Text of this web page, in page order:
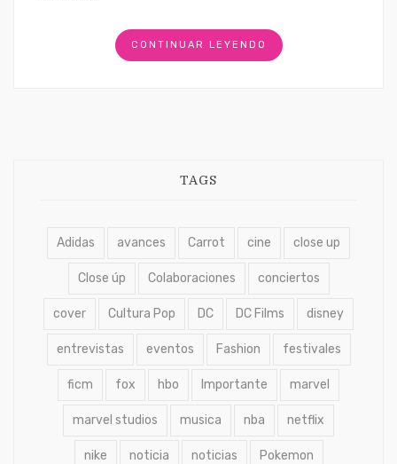
CONTINUAR LEYENDO
TAGS
Adidas avances Carrot cine close up
Close úp Colaboraciones conciertos
cover Cultura Pop DC DC Films disney
entrevistas eventos Fashion festivales
ficm fox hbo Importante marvel
marvel studios musica nba netflix
nike noticia noticias Pokemon